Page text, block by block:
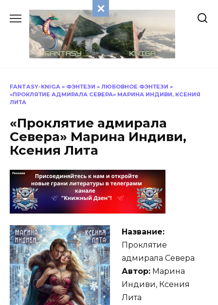
содержанию
FANTASY-KNIGA » ФЭНТЕЗИ » ЛЮБОВНОЕ ФЭНТЕЗИ »
«ПРОКЛЯТИЕ АДМИРАЛА СЕВЕРА» МАРИНА ИНДИВИ, КСЕНИЯ
ЛИТА
«Проклятие адмирала
Севера» Марина Индиви,
Ксения Лита
Название:
Проклятие
адмирала Севера
Автор: Марина
Индиви, Ксения
Лита